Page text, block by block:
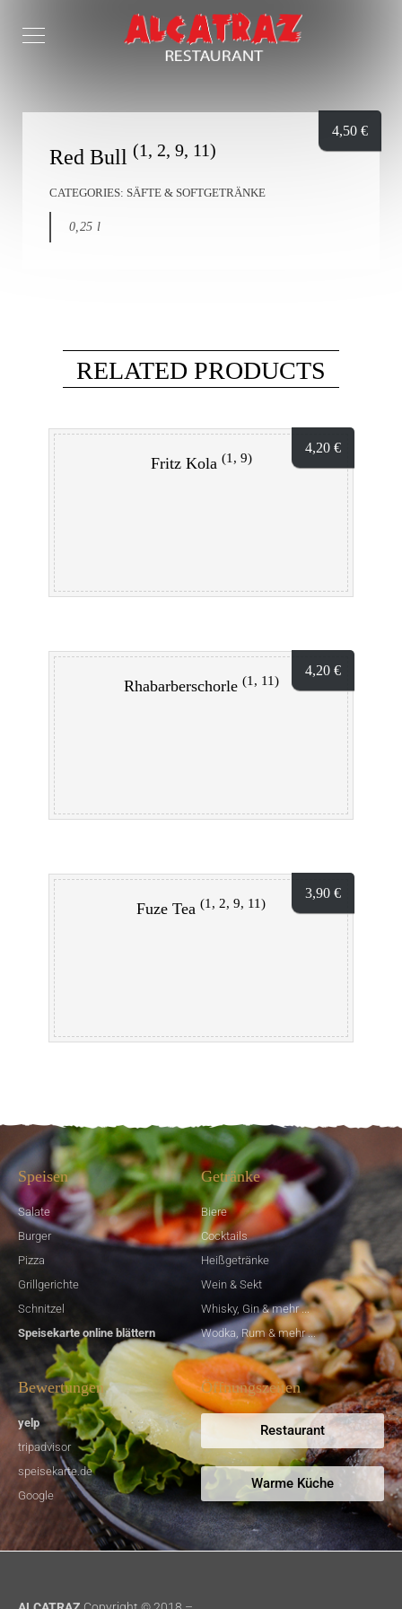
Red Bull (1, 2, 9, 11)
CATEGORIES: SÄFTE & SOFTGETRÄNKE
0,25 l
4,50 €
RELATED PRODUCTS
4,20 €
Fritz Kola (1, 9)
4,20 €
Rhabarberschorle (1, 11)
3,90 €
Fuze Tea (1, 2, 9, 11)
Speisen
Salate
Burger
Pizza
Grillgerichte
Schnitzel
Speisekarte online blättern
Getränke
Biere
Cocktails
Heißgetränke
Wein & Sekt
Whisky, Gin & mehr ...
Wodka, Rum & mehr ...
Bewertungen
yelp
tripadvisor
speisekarte.de
Google
Öffnungszeiten
Restaurant
Warme Küche